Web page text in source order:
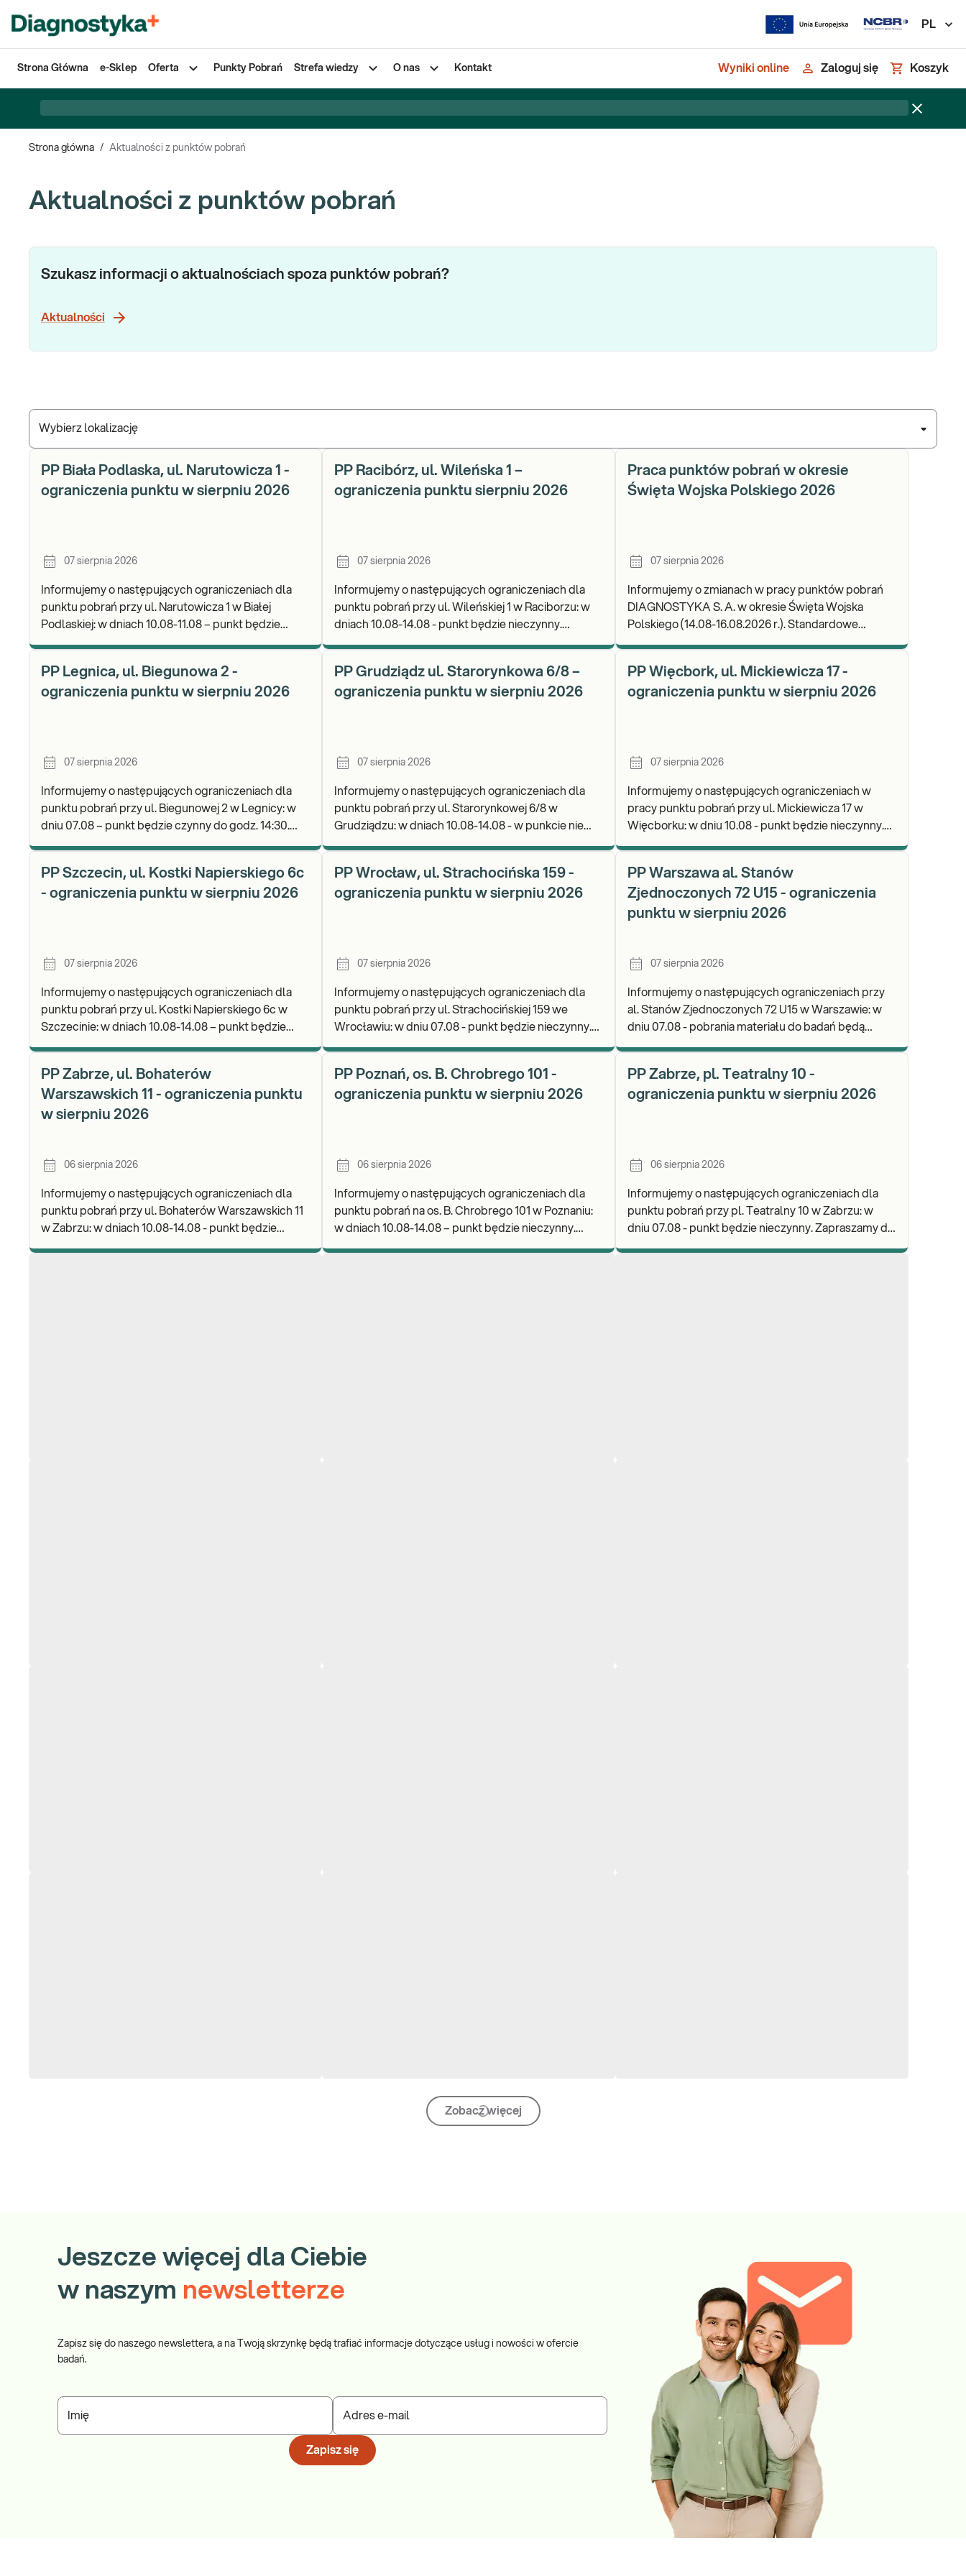
PL
Strona Główna e-Sklep Oferta Punkty Pobrań Strefa wiedzy O nas Kontakt Wyniki online Zaloguj się Koszyk
Strona główna / Aktualności z punktów pobrań
Aktualności z punktów pobrań
Wybierz lokalizację
Szukasz informacji o aktualnościach spoza punktów pobrań?
Aktualności
PP Biała Podlaska, ul. Narutowicza 1 -
ograniczenia punktu w sierpniu 2026
07 sierpnia 2026
Informujemy o następujących ograniczeniach dla
punktu pobrań przy ul. Narutowicza 1 w Białej
Podlaskiej: w dniach 10.08-11.08 – punkt będzie
PP Racibórz, ul. Wileńska 1 –
ograniczenia punktu sierpniu 2026
07 sierpnia 2026
Informujemy o następujących ograniczeniach dla
punktu pobrań przy ul. Wileńskiej 1 w Raciborzu: w
dniach 10.08-14.08 - punkt będzie nieczynny.
Praca punktów pobrań w okresie
Święta Wojska Polskiego 2026
07 sierpnia 2026
Informujemy o zmianach w pracy punktów pobrań
DIAGNOSTYKA S. A. w okresie Święta Wojska
Polskiego (14.08-16.08.2026 r.). Standardowe
PP Legnica, ul. Biegunowa 2 -
ograniczenia punktu w sierpniu 2026
07 sierpnia 2026
Informujemy o następujących ograniczeniach dla
punktu pobrań przy ul. Biegunowej 2 w Legnicy: w
dniu 07.08 – punkt będzie czynny do godz. 14:30.
PP Grudziądz ul. Starorynkowa 6/8 –
ograniczenia punktu w sierpniu 2026
07 sierpnia 2026
Informujemy o następujących ograniczeniach dla
punktu pobrań przy ul. Starorynkowej 6/8 w
Grudziądzu: w dniach 10.08-14.08 - w punkcie nie
PP Więcbork, ul. Mickiewicza 17 -
ograniczenia punktu w sierpniu 2026
07 sierpnia 2026
Informujemy o następujących ograniczeniach w
pracy punktu pobrań przy ul. Mickiewicza 17 w
Więcborku: w dniu 10.08 - punkt będzie nieczynny.
PP Szczecin, ul. Kostki Napierskiego 6c
- ograniczenia punktu w sierpniu 2026
07 sierpnia 2026
Informujemy o następujących ograniczeniach dla
punktu pobrań przy ul. Kostki Napierskiego 6c w
Szczecinie: w dniach 10.08-14.08 – punkt będzie
PP Wrocław, ul. Strachocińska 159 -
ograniczenia punktu w sierpniu 2026
07 sierpnia 2026
Informujemy o następujących ograniczeniach dla
punktu pobrań przy ul. Strachocińskiej 159 we
Wrocławiu: w dniu 07.08 - punkt będzie nieczynny.
PP Warszawa al. Stanów
Zjednoczonych 72 U15 - ograniczenia
punktu w sierpniu 2026
07 sierpnia 2026
Informujemy o następujących ograniczeniach przy
al. Stanów Zjednoczonych 72 U15 w Warszawie: w
dniu 07.08 - pobrania materiału do badań będą
PP Zabrze, ul. Bohaterów
Warszawskich 11 - ograniczenia punktu
w sierpniu 2026
06 sierpnia 2026
Informujemy o następujących ograniczeniach dla
punktu pobrań przy ul. Bohaterów Warszawskich 11
w Zabrzu: w dniach 10.08-14.08 - punkt będzie
PP Poznań, os. B. Chrobrego 101 -
ograniczenia punktu w sierpniu 2026
06 sierpnia 2026
Informujemy o następujących ograniczeniach dla
punktu pobrań na os. B. Chrobrego 101 w Poznaniu:
w dniach 10.08-14.08 – punkt będzie nieczynny.
PP Zabrze, pl. Teatralny 10 -
ograniczenia punktu w sierpniu 2026
06 sierpnia 2026
Informujemy o następujących ograniczeniach dla
punktu pobrań przy pl. Teatralny 10 w Zabrzu: w
dniu 07.08 - punkt będzie nieczynny. Zapraszamy do
Zobacz więcej
Jeszcze więcej dla Ciebie
w naszym newsletterze
Zapisz się do naszego newslettera, a na Twoją skrzynkę będą trafiać informacje dotyczące usług i nowości w ofercie
badań.
Imię Adres e-mail
Zapisz się